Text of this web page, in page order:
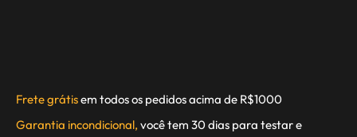
Frete grátisem todos os pedidos acima de R$1000
Garantia incondicional, você tem 30 dias para testar e